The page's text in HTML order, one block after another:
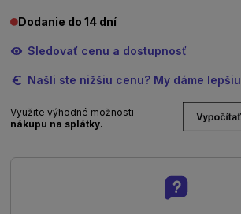
Dodanie do 14 dní
Sledovať cenu a dostupnosť
Našli ste nižšiu cenu? My dáme lepšiu
Využite výhodné možnosti
nákupu na splátky.